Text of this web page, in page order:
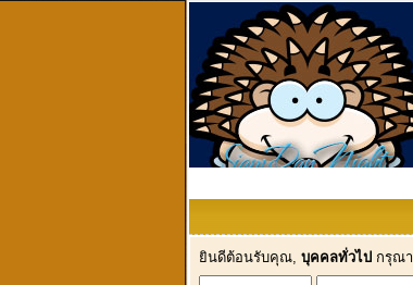
ยินดีต้อนรับคุณ, บุคคลทั่วไป กรุณา